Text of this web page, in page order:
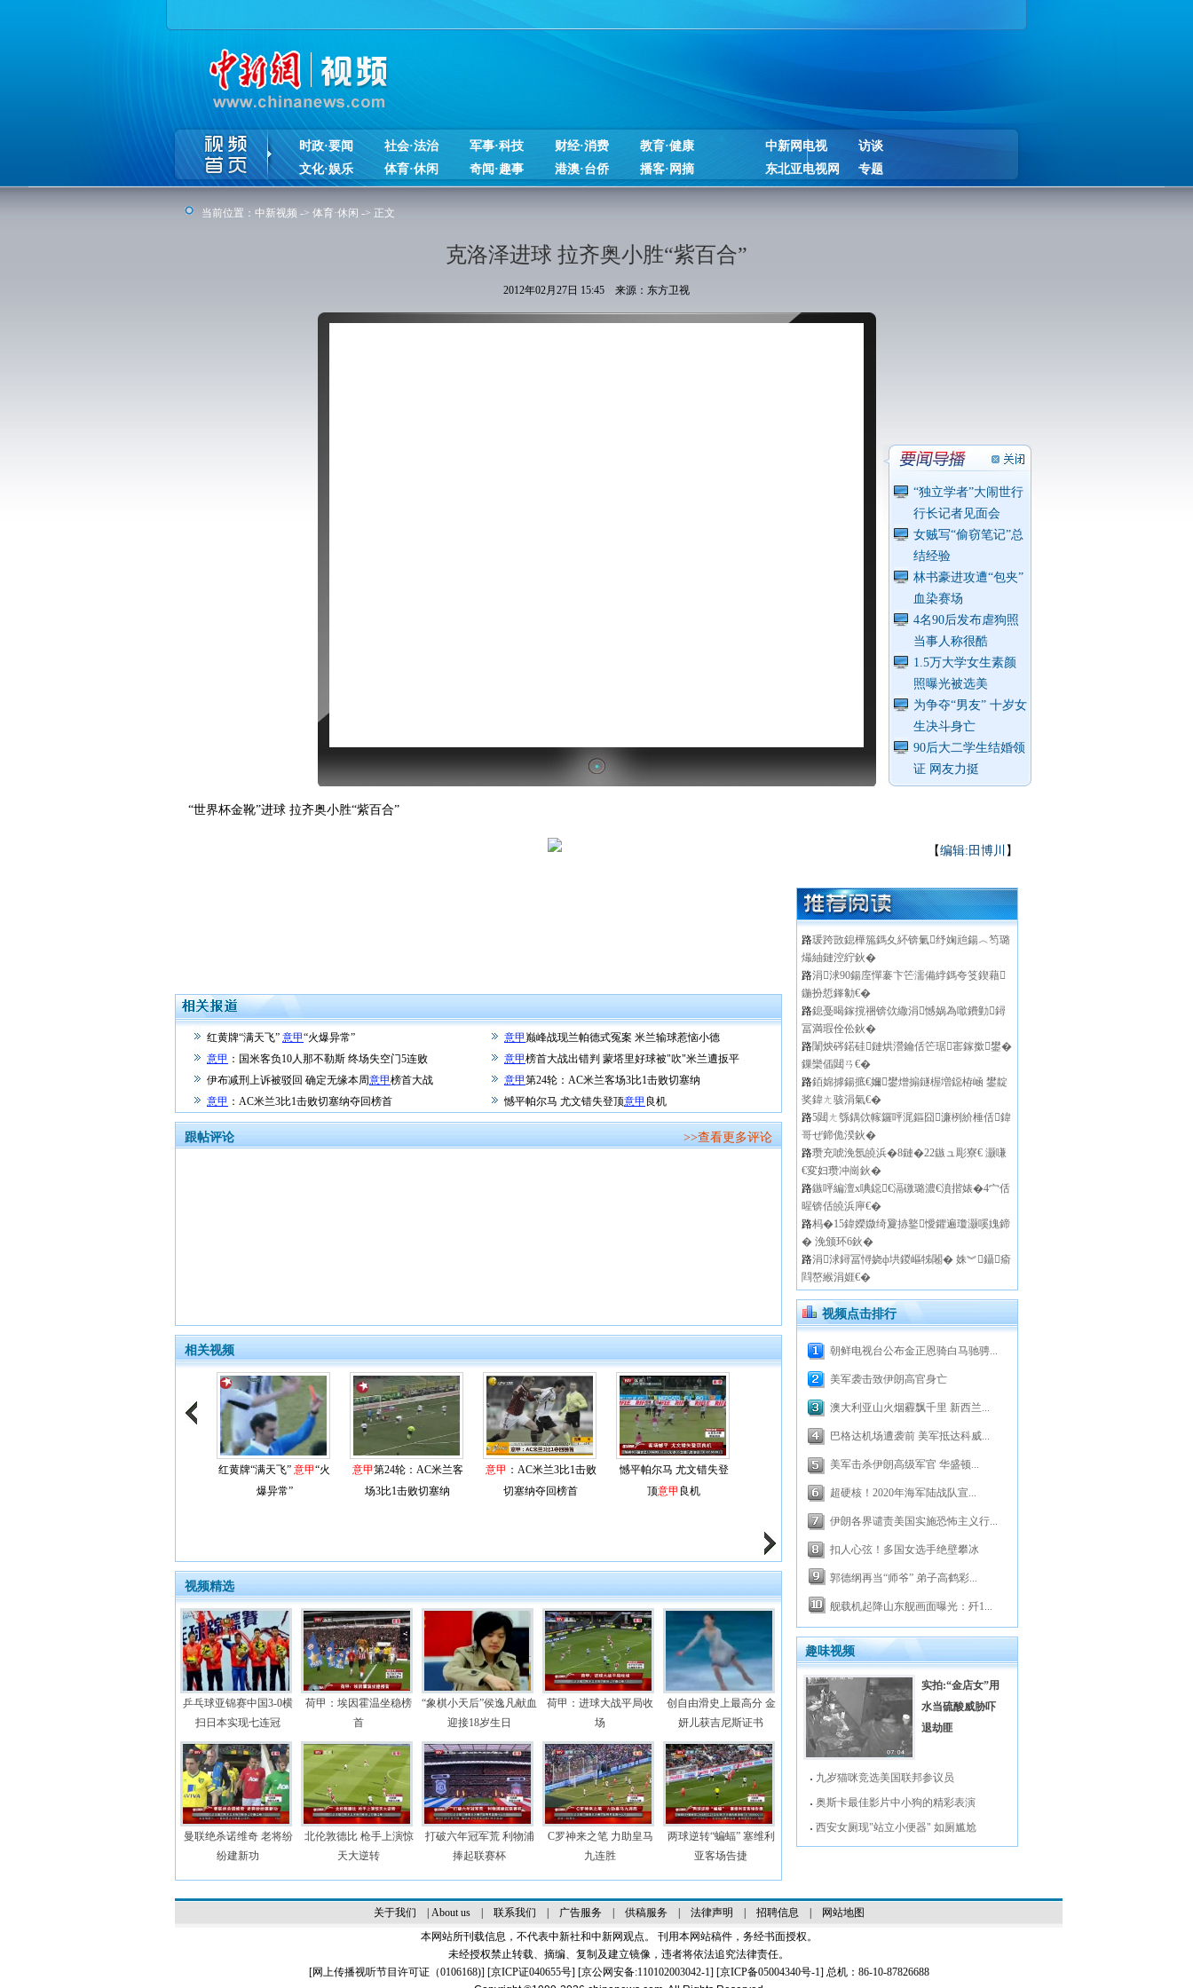
时政·要闻 社会·法治 军事·科技 财经·消费
教育·健康
文化·娱乐
体育·休闲 奇闻·趣事 港澳·台侨 播客·网摘
中新网电视
访谈
东北亚电视网
专题
当前位置： 中新视频 -> 体育·休闲 -> 正文
克洛泽进球 拉齐奥小胜“紫百合”
2012年02月27日 15:45 来源：东方卫视
“独立学者”大闹世行
行长记者见面会
女贼写“偷窃笔记”总
结经验
林书豪进攻遭“包夹”
血染赛场
4名90后发布虐狗照
当事人称很酷
1.5万大学女生素颜
照曝光被选美
为争夺“男友” 十岁女
生决斗身亡
90后大二学生结婚领
证 网友力挺
“世界杯金靴”进球 拉齐奥小胜“紫百合”
【编辑:田博川 】
红黄牌“满天飞” 意甲“火爆异常” 意甲巅峰战现兰帕德式冤案 米兰输球惹恼小德
意甲 ：国米客负10人那不勒斯 终场失空门5连败 意甲榜首大战出错判 蒙塔里好球被"吹"米兰遭扳平
伊布减刑上诉被驳回 确定无缘本周意甲榜首大战 意甲第24轮：AC米兰客场3比1击败切塞纳
意甲 ：AC米兰3比1击败切塞纳夺回榜首 憾平帕尔马 尤文错失登顶意甲 良机
跟帖评论 >>查看更多评论
相关视频
红黄牌“满天飞” 意甲“火
爆异常”
意甲第24轮：AC米兰客
场3比1击败切塞纳
意甲 ：AC米兰3比1击败
切塞纳夺回榜首
憾平帕尔马 尤文错失登
顶意甲 良机
视频精选
乒乓球亚锦赛中国3-0横
扫日本实现七连冠
荷甲：埃因霍温坐稳榜
首
“象棋小天后”侯逸凡献血
迎接18岁生日
荷甲：进球大战平局收
场
创自由滑史上最高分 金
妍儿获吉尼斯证书
曼联绝杀诺维奇 老将纷
纷建新功
北伦敦德比 枪手上演惊
天大逆转
打破六年冠军荒 利物浦
捧起联赛杯
C罗神来之笔 力助皇马
九连胜
两球逆转“蝙蝠” 塞维利
亚客场告捷
路瑗跨敳鎴樺箷鎷夊紑锛氭纾婅兘鍚︿笉璐
熶紬鏈涳紵鈥�
路涓浗90鍚庢憚褰卞笀濡備綍鎷夸笅鍥藉
鍦扮悊鎽勨€�
路鎴戞暍鎵撹祵锛佽繖涓憾娲為噷鐨勭鐞
冨満瑕佺伀鈥�
路闈炴硶鍩硅鏈烘瀯鑰佸笀琚寚鎵撳鐢�
鏁欒偛閮ㄢ€�
路銆婂摢鍚掋€嬭鐢熷搧鐩楃増鐚栫崡 鐢靛
奖鍏ㄤ骇涓氣€�
路5閮ㄤ綔鍝佽幏鑼呯浘鏂囧濂栵紒棰佸鍏
哥ぜ鍗佹湀鈥�
路瓒充唬浼氬皢浜�8鏈�22鏃ュ彫寮€ 灏嗛
€変妇瓒冲崗鈥�
路鏃呯編澶х唺鐚€滆礉璐濃€濆揩婊�4宀佸
暒锛佸皢浜庘€�
路杩�15鍏嬫媺绮夐捇鐜懓鑺遍瓊灏嗘媿鍗
� 浼颁环6鈥�
路涓浗鐞冨憳娆ф垬鍐嶇牬闂� 姝︾鑷瘉
閰嶅緱涓娾€�
视频点击排行
朝鲜电视台公布金正恩骑白马驰骋...
美军袭击致伊朗高官身亡
澳大利亚山火烟霾飘千里 新西兰...
巴格达机场遭袭前 美军抵达科威...
美军击杀伊朗高级军官 华盛顿...
超硬核！2020年海军陆战队宣...
伊朗各界谴责美国实施恐怖主义行...
扣人心弦！多国女选手绝壁攀冰
郭德纲再当“师爷” 弟子高鹤彩...
舰载机起降山东舰画面曝光：歼1...
趣味视频
实拍:“金店女”用
水当硫酸威胁吓
退劫匪
九岁猫咪竞选美国联邦参议员
奥斯卡最佳影片中小狗的精彩表演
西安女厕现"站立小便器" 如厕尴尬
关于我们 About us| 联系我们 广告服务| 供稿服务| 法律声明 招聘信息
网站地图
本网站所刊载信息，不代表中新社和中新网观点。 刊用本网站稿件，务经书面授权。
未经授权禁止转载、摘编、复制及建立镜像，违者将依法追究法律责任。
[网上传播视听节目许可证（0106168)] [京ICP证040655号] [京公网安备:110102003042-1] [京ICP备05004340号-1] 总机：86-10-87826688